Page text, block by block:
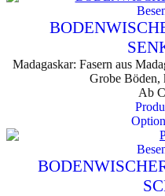
Madagaskar: Fasern aus
Grobe Böden,
Ab